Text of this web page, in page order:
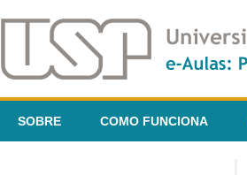
SOBRE COMO FUNCIONA